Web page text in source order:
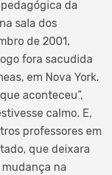
da
sala dos
de 2001,
fora sacudida
em Nova York.
aconteceu”,
calmo. E,
professores em
que deixara
na